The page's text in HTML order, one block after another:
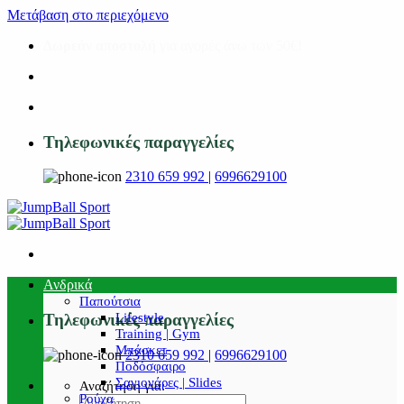
Μετάβαση στο περιεχόμενο
Τηλεφωνικές παραγγελίες
2310 659 992 | 6996629100
Τηλεφωνικές παραγγελίες
2310 659 992 | 6996629100
Αναζήτηση για:
Ανδρικά
Παπούτσια
Lifestyle
Training | Gym
Μπάσκετ
Ποδόσφαιρο
Σαγιονάρες | Slides
Ρούχα